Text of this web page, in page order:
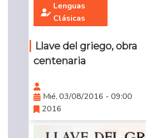
Lenguas
Clásicas
Llave del griego, obra
centenaria
Mié, 03/08/2016 - 09:00
2016